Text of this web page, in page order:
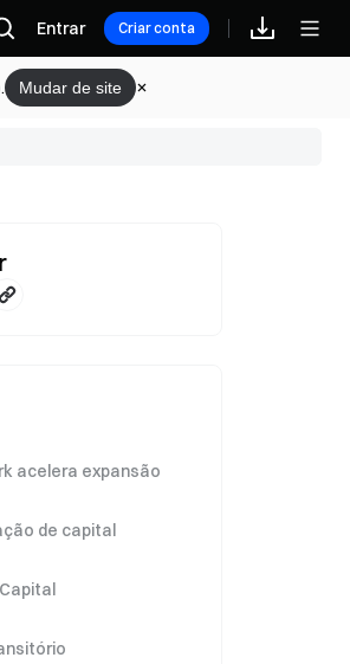
Recompensas
Entrar Criar conta
Mudar de site
acelera expansão
de capital